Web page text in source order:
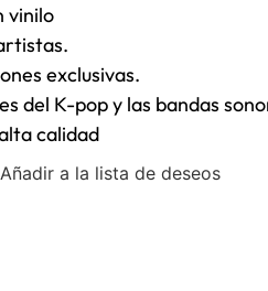
vinilo
exclusivas.
del K-pop y las bandas
calidad
Añadir a la lista de deseos